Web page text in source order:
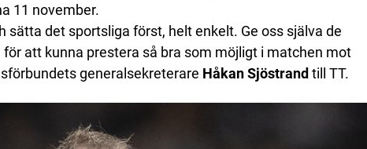
11 november.
sätta det sportsliga först, helt enkelt. Ge oss själva de
att kunna prestera så bra som möjligt i matchen mot
generalsekreterare Håkan Sjöstrand till TT.